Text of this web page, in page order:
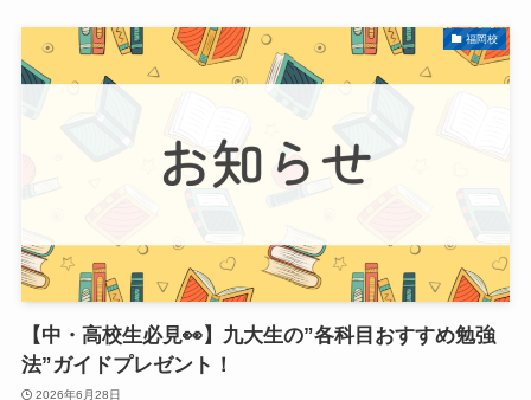
福岡校
【中・高校生必見👀】九大生の”各科目おすすめ勉強
法”ガイドプレゼント！
2026年6月28日